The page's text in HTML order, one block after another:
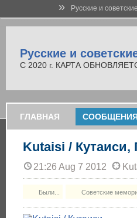
» Русские и
Русские и
С 2020 г. КАРТА
ГЛАВНАЯ
Kutaisi / Кутаиси,
21:26 Aug 7 2012
Были... Советские